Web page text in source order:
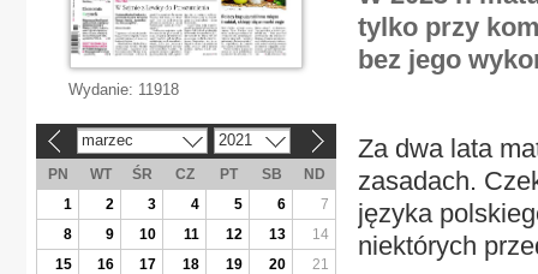
tylko przy
bez jego
Za dwa lata
zasadach.
języka
niektórych
Wydanie: 11918
marzec 2021
PN WT ŚR CZ PT SB
ND
1
2 3 4 5 6
7
8
9 10 11 12 13
14
15
16 17 18 19 20
21